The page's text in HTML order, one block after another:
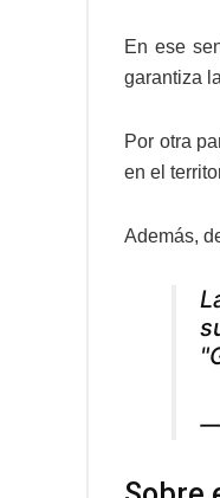
En ese
garantiza
Por otra
en el
Además,
—